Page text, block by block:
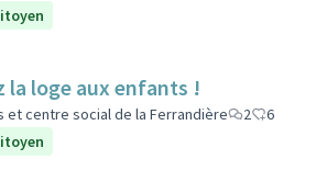
la loge aux enfants !
et centre social de la Ferrandière 2
6